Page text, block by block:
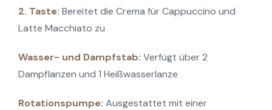
2. Taste: Bereitet die Crema für Cappuccino und
Latte Macchiato zu
Wasser- und Dampfstab: Verfügt über 2
Dampflanzen und 1 Heißwasserlanze
Rotationspumpe: Ausgestattet mit einer